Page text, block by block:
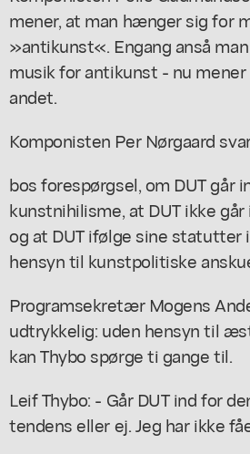
mener, at man hænger sig for
»antikunst«. Engang anså
musik for antikunst - nu
andet.
Komponisten Per Nørgaard
bos forespørgsel, om DUT går
kunstnihilisme, at DUT ikke
og at DUT ifølge sine statutter
hensyn til kunstpolitiske
Programsekretær Mogens
udtrykkelig: uden hensyn til
kan Thybo spørge ti gange til.
Leif Thybo: - Går DUT ind for
tendens eller ej. Jeg har ikke